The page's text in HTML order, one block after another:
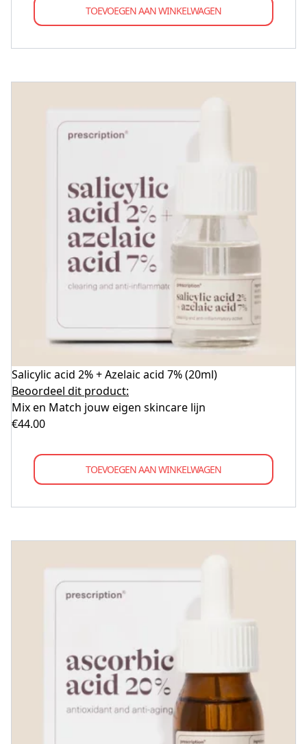
TOEVOEGEN AAN WINKELWAGEN
Salicylic acid 2% + Azelaic acid 7% (20ml)
Beoordeel dit product:
Mix en Match jouw eigen skincare lijn
€44.00
TOEVOEGEN AAN WINKELWAGEN